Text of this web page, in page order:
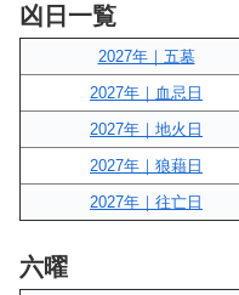
凶日一覧
2027年｜五墓
2027年｜血忌日
2027年｜地火日
2027年｜狼藉日
2027年｜往亡日
六曜